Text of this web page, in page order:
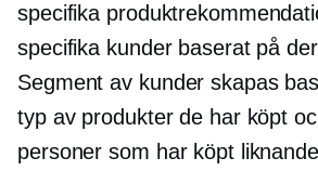
specifika
specifika kunder baserat på
Segment av kunder skapas
typ av produkter de har köpt
personer som har köpt